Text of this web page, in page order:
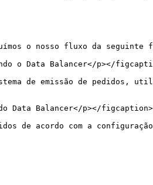
o nosso fluxo da seguinte
o Data Balancer</p></
de emissão de pedidos,
Data Balancer</p></
de acordo com a